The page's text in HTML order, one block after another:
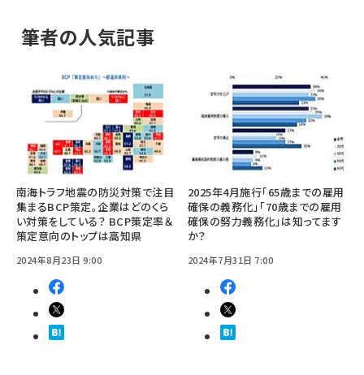
筆者の人気記事
南海トラフ地震の防災対策で注目
集まるBCP策定。企業はどのくら
い対策をしている？ BCP策定率＆
策定意向のトップは高知県
2024年8月23日 9:00
2025年4月施行「65歳までの雇用
確保の義務化」「70歳までの雇用
確保の努力義務化」は知ってます
か？
2024年7月31日 7:00